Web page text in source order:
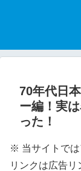
70年代日
ー編！実
った！
※ 当サイトでは
リンクは広告リ